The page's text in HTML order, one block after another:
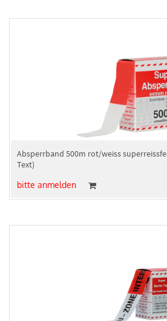
Absperrband 500m rot/weiss
Text)
bitte anmelden